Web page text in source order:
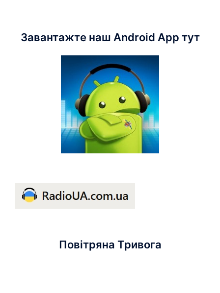
Завантажте наш Android App тут
Повітряна Тривога